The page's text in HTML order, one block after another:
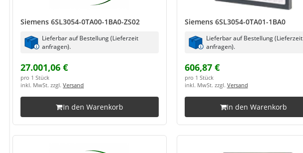
Siemens 6SL3054-0TA00-1BA0-ZS02
Lieferbar auf Bestellung (Lieferzeit
anfragen).
27.001,06 €
pro 1 Stück
inkl. MwSt. zzgl. Versand
In den Warenkorb
Siemens 6SL3054-0TA01-1BA0
Lieferbar auf Bestellung (Lieferzeit
anfragen).
606,87 €
pro 1 Stück
inkl. MwSt. zzgl. Versand
In den Warenkorb